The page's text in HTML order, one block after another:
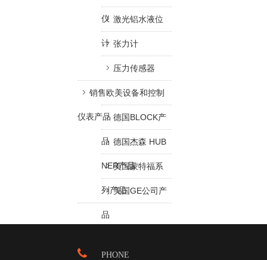
仪 激光铝水液位
计 张力计
压力传感器
销售欧美设备和控制
仪表产品 德国BLOCK产
品 德国杰森 HUB
NER产品
美国蒙特福系
列产品美国GE公司产
品
PHONE